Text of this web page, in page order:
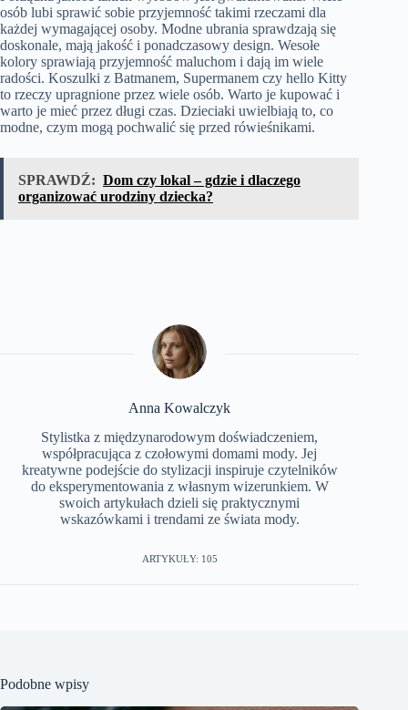
osób lubi sprawić sobie przyjemność takimi rzeczami dla
każdej wymagającej osoby. Modne ubrania sprawdzają się
doskonale, mają jakość i ponadczasowy design. Wesołe
kolory sprawiają przyjemność maluchom i dają im wiele
radości. Koszulki z Batmanem, Supermanem czy hello Kitty
to rzeczy upragnione przez wiele osób. Warto je kupować i
warto je mieć przez długi czas. Dzieciaki uwielbiają to, co
modne, czym mogą pochwalić się przed rówieśnikami.
SPRAWDŹ: Dom czy lokal – gdzie i dlaczego
organizować urodziny dziecka?
Anna Kowalczyk
Stylistka z międzynarodowym doświadczeniem,
współpracująca z czołowymi domami mody. Jej
kreatywne podejście do stylizacji inspiruje czytelników
do eksperymentowania z własnym wizerunkiem. W
swoich artykułach dzieli się praktycznymi
wskazówkami i trendami ze świata mody.
ARTYKUŁY: 105
Podobne wpisy